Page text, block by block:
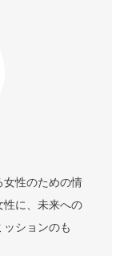
性のための情
に、未来への
ションのも